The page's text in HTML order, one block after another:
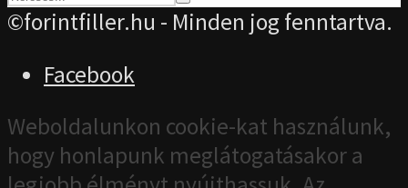
©forintfiller.hu - Minden jog fenntartva.
Facebook
Weboldalunkon cookie-kat használunk,
hogy honlapunk meglátogatásakor a